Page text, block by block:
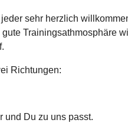
sehr herzlich
Trainingsathmosphäre
Richtungen:
und Du zu uns passt.